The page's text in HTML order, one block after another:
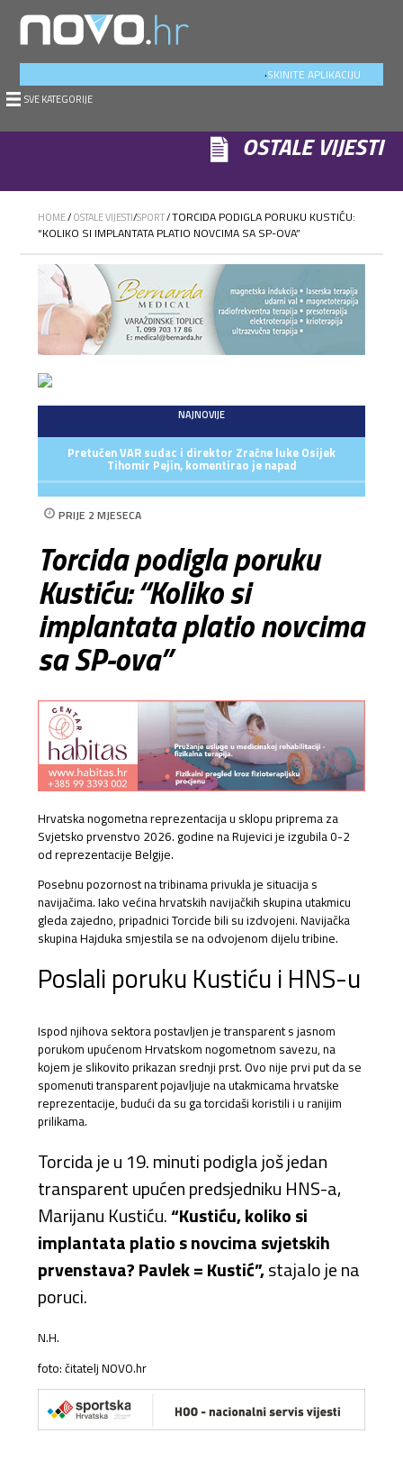
SKINITE APLIKACIJU
.
SVE KATEGORIJE
OSTALE VIJESTI
HOME/OSTALE VIJESTI/SPORT/TORCIDA PODIGLA PORUKU KUSTIĆU:
“KOLIKO SI IMPLANTATA PLATIO NOVCIMA SA SP-OVA”
NAJNOVIJE
Pretučen VAR sudac i direktor Zračne luke Osijek
Tihomir Pejin, komentirao je napad
PRIJE 2 MJESECA
Torcida podigla poruku
Kustiću: “Koliko si
implantata platio novcima
sa SP-ova”
Hrvatska nogometna reprezentacija u sklopu priprema za
Svjetsko prvenstvo 2026. godine na Rujevici je izgubila 0-2
od reprezentacije Belgije.
Posebnu pozornost na tribinama privukla je situacija s
navijačima. Iako većina hrvatskih navijačkih skupina utakmicu
gleda zajedno, pripadnici Torcide bili su izdvojeni. Navijačka
skupina Hajduka smjestila se na odvojenom dijelu tribine.
Poslali poruku Kustiću i HNS-u
Ispod njihova sektora postavljen je transparent s jasnom
porukom upućenom Hrvatskom nogometnom savezu, na
kojem je slikovito prikazan srednji prst. Ovo nije prvi put da se
spomenuti transparent pojavljuje na utakmicama hrvatske
reprezentacije, budući da su ga torcidaši koristili i u ranijim
prilikama.
Torcida je u 19. minuti podigla još jedan
transparent upućen predsjedniku HNS-a,
Marijanu Kustiću.“Kustiću, koliko si
implantata platio s novcima svjetskih
prvenstava? Pavlek = Kustić”,stajalo je na
poruci.
N.H.
foto: čitatelj NOVO.hr